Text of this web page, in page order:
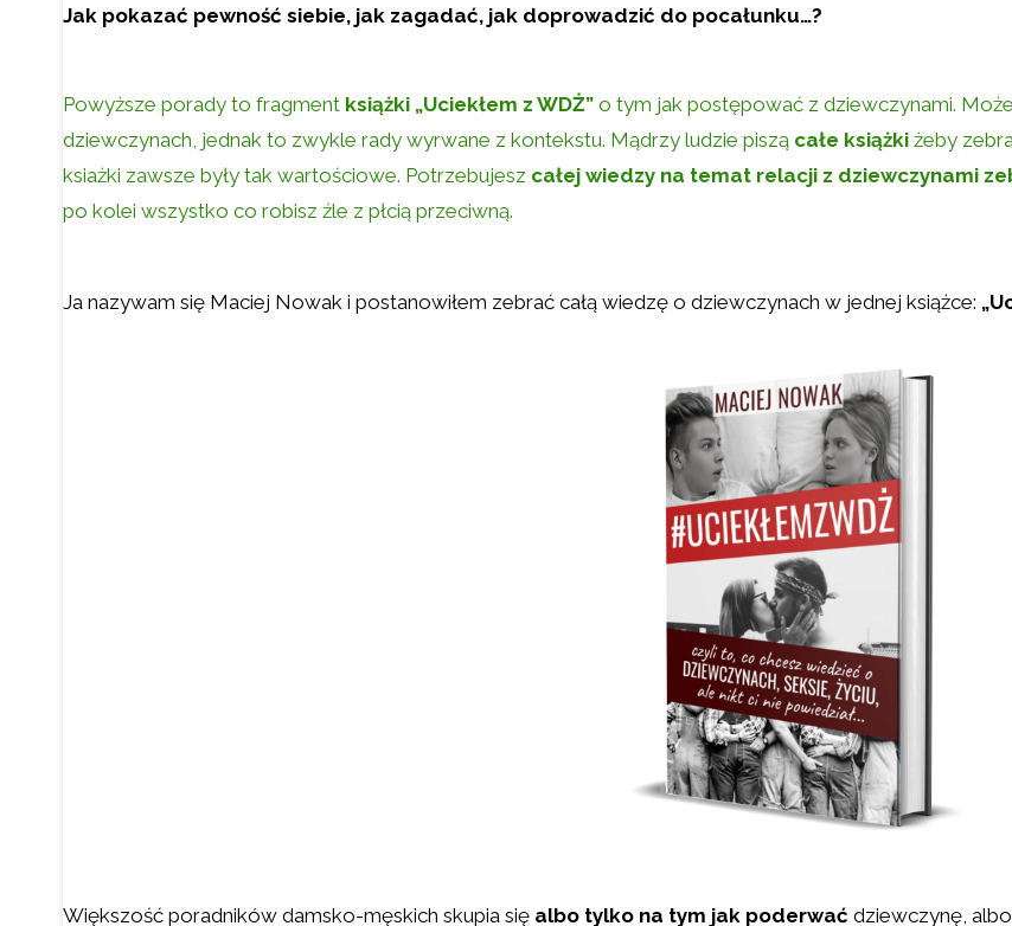
Jak pokazać pewność siebie, jak zagadać, jak doprowadzić do pocałunku…?
Powyższe porady to fragment książki „Uciekłem z WDŻ” o tym jak postępować z dziewczynami.
dziewczynach, jednak to zwykle rady wyrwane z kontekstu. Mądrzy ludzie piszą całe książki żeby
ksiażki zawsze były tak wartościowe. Potrzebujesz całej wiedzy na temat relacji z dziewczynami
po kolei wszystko co robisz źle z płcią przeciwną.
Ja nazywam się Maciej Nowak i postanowiłem zebrać całą wiedzę o dziewczynach w jednej książce:
Większość poradników damsko-męskich skupia się albo tylko na tym jak poderwać dziewczynę,